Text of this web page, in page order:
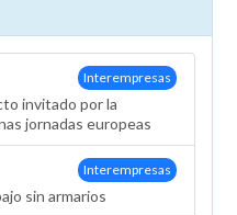
Interempresas
invitado por la
jornadas europeas
Interempresas
sin armarios